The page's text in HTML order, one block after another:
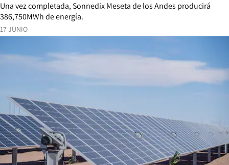
17 JUNIO
Una vez completada, Sonnedix Meseta de los Andes producirá
386,750MWh de energía.